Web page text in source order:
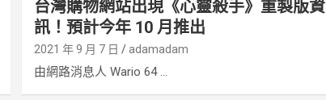
台灣購物網站出現《心靈殺手》重製版資
訊！預計今年 10 月推出
2021 年 9 月 7 日 adamadam
由網路消息人 Wario 64 ...